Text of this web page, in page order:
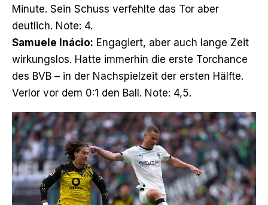
Minute. Sein Schuss verfehlte das Tor aber
deutlich. Note: 4.
Samuele Inácio: Engagiert, aber auch lange Zeit
wirkungslos. Hatte immerhin die erste Torchance
des BVB – in der Nachspielzeit der ersten Hälfte.
Verlor vor dem 0:1 den Ball. Note: 4,5.